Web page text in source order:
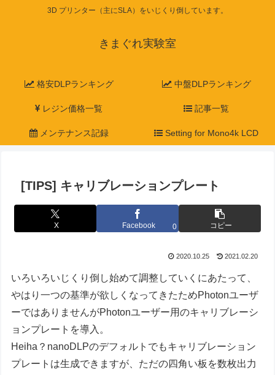
3D プリンター（主にSLA）をいじくり倒しています。
きまぐれ実験室
格安DLPランキング 中盤DLPランキング
レジン価格一覧 記事一覧
メンテナンス記録 Setting for Mono4k LCD
[TIPS] キャリブレーションプレート
X Facebook 0 コピー
2020.10.25 2021.02.20
いろいろいじくり倒し始めて調整していくにあたって、
やはり一つの基準が欲しくなってきたためPhotonユーザ
ーではありませんがPhotonユーザー用のキャリブレーシ
ョンプレートを導入。
Heiha？nanoDLPのデフォルトでもキャリブレーション
プレートは生成できますが、ただの四角い板を数枚出力